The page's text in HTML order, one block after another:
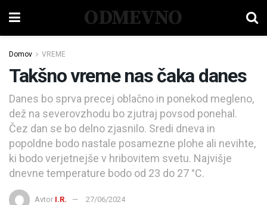
ODMEVNO
Domov VREME
Takšno vreme nas čaka danes
Danes bo sprva precej oblačno in ponekod megleno,
dež na severovzhodu bo zjutraj povsod ponehal.
Čez dan se bo delno zjasnilo. Sredi dneva in
popoldne bodo nastale posamezne plohe ali nevihte,
ki bodo verjetnejše v hribovitem svetu. Najvišje
dnevne temperature bodo od 23 do 27 °C.
Avtor I.R. 27/06/2024